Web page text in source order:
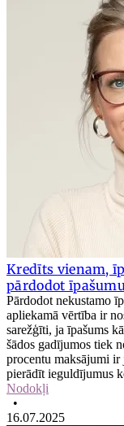
Kredīts vienam,
pārdodot
Pārdodot nekustamo
apliekamā vērtība ir
sarežģīti, ja īpašums
šādos gadījumos tiek
procentu maksājumi ir
pierādīt ieguldījumus
Nodokļi
•
16.07.2025